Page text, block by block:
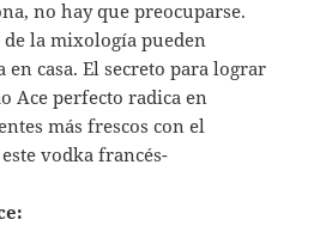
no hay que preocuparse.
la mixología pueden
casa. El secreto para lograr
Ace perfecto radica en
más frescos con el
vodka francés-